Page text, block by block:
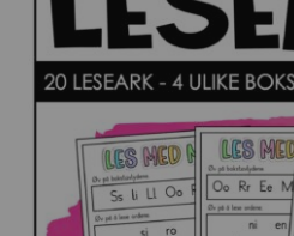
TIPSHJØRNET
KURS